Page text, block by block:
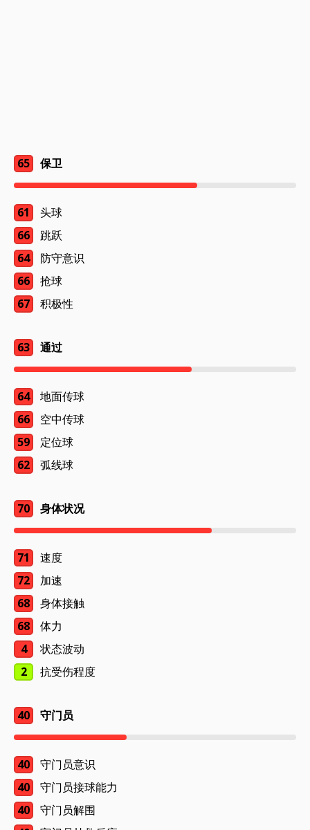
65 保卫
61
头球
66
跳跃
64
防守意识
66
抢球
67
积极性
63 通过
64
地面传球
66
空中传球
59
定位球
62
弧线球
70 身体状况
71
速度
72
加速
68
身体接触
68
体力
4
状态波动
2
抗受伤程度
40 守门员
40
守门员意识
40
守门员接球能力
40
守门员解围